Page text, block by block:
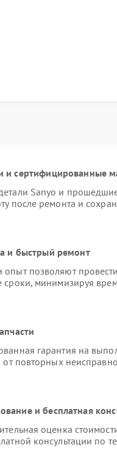
и сертифицированные
Sanyo и
после ремонта и
и быстрый ремонт
позволяют
минимизируя
гарантия на
повторных
и бесплатная
оценка
консультации по